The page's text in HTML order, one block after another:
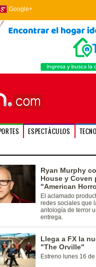
Google+
ESPECTÁCULOS
Ryan Murphy
House y Coven
"American
El aclamado
redes sociales que
antología de terror
entrega.
Llega a FX la
"The Orville"
Estreno lunes 16